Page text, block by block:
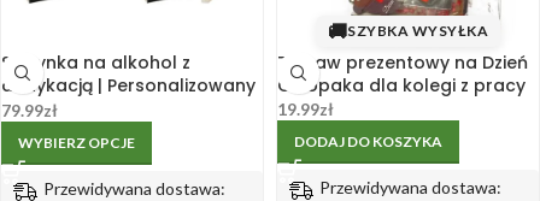
Skrzynka na alkohol z
dedykacją | Personalizowany
prezent
79.99zł
WYBIERZ OPCJE
Przewidywana dostawa:
🚚SZYBKA WYSYŁKA
Zestaw prezentowy na Dzień
Chłopaka dla kolegi z pracy
19.99zł
DODAJ DO KOSZYKA
Przewidywana dostawa: